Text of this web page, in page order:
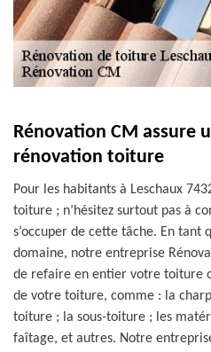
Rénovation CM assure
rénovation toiture
Pour les habitants à Leschaux
toiture ; n’hésitez surtout pas à
s’occuper de cette tâche. En tant
domaine, notre entreprise
de refaire en entier votre toiture
de votre toiture, comme : la
toiture ; la sous-toiture ; les
faîtage, et autres. Notre